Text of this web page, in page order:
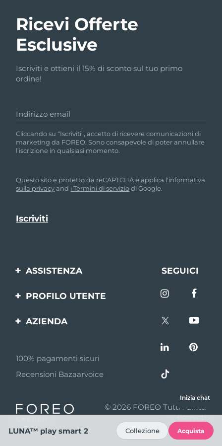
Ricevi Offerte
Esclusive
Iscriviti e ottieni il 15% di sconto sul tuo primo
ordine!
Indirizzo email
Cliccando su “Iscriviti”, accetto di ricevere comunicazioni di
marketing da FOREO. Sono consapevole di poter annullare
l’iscrizione in qualsiasi momento.
Questo sito è protetto da reCAPTCHA e applica l'informativa
sulla privacyand i Termini di serviziodi Google.
ASSISTENZA
Contattaci
batteria
SEGUICI
PROFILO UTENTE
prodotto
AZIENDA
Affiliazione
Notizie di affiliazione
Rivenditori
Termini di Utilizzo
100% pagamenti sicuri
Recensioni Bazaarvoice
© 2026 FOREO Tutti i diritti
riservati
Inizia chat
LUNA™ play smart 2 Collezione Acquista